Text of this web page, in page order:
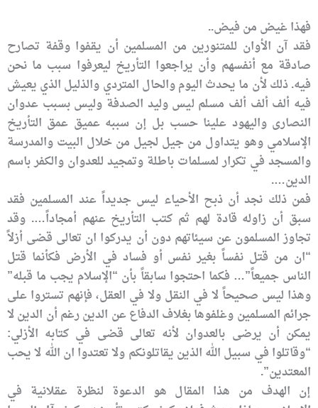
فهذا غيض من فيض..
فقد آن الأوان للمتنورين من المسلمين أن يقفوا وقفة تصارح
صادقة مع أنفسهم وأن يراجعوا التأريخ ليعرفوا سبب ما نحن
فيه. ذلك لأن ما يحدث اليوم والحال المتردي والذليل الذي يعيش
فيه ألف ألف ألف مسلم ليس وليد الصدفة وليس بسبب عدوان
النصارى واليهود علينا حسب بل إن سببه عميق عمق التأريخ
الإسلامي وهو يتداول من جيل لجيل من خلال البيت والمدرسة
والمسجد في تكرار لمسلمات باطلة وتمجيد للعدوان والكفر باسم
الدين….
فمن ذلك نجد أن ذبح الأحياء ليس جديداً عند المسلمين فقد
سبق أن زاوله قادة لهم ثم كتب التأريخ عنهم أمجاداً…. وقد
تجاوز المسلمون عن سيئاتهم دون أن يدركوا ان تعالى قضى أزلاً
“ان من قتل نفساً بغير نفس أو فساد في الأرض فكأنما قتل
الناس جميعاً”… فكما احتجوا سابقاً بأن “الإسلام يجب ما قبله”
وهذا ليس صحيحاً لا في النقل ولا في العقل، فإنهم تستروا على
جرائم المسلمين وغلفوها بغلاف الدفاع عن الدين رغم أن الدين لا
يمكن أن يرضى بالعدوان لأنه تعالى قضى في كتابه الأزلي:
“وقاتلوا في سبيل الله الذين يقاتلونكم ولا تعتدوا ان الله لا يحب
المعتدين”.
إن الهدف من هذا المقال هو الدعوة لنظرة عقلانية في